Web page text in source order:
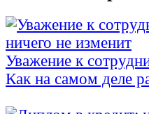
Уважение к
Как на самом деле